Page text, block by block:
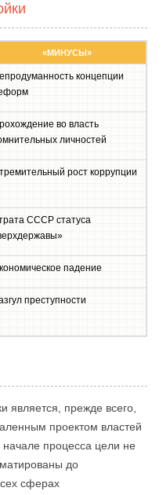
«МИНУСЫ»
концепции
во власть
личностей
рост коррупции
СССР статуса
падение
преступности
является, прежде всего,
проектом властей
процесса цели не
до
сферах